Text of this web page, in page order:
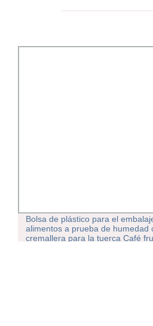
Bolsa de plástico para el
alimentos a prueba de humedad
cremallera para la tuerca Café